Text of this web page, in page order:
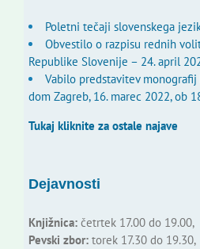
Poletni tečaji slovenskega
Obvestilo o razpisu rednih
Republike Slovenije – 24. april
Vabilo predstavitev monografij
dom Zagreb, 16. marec 2022, ob
Tukaj kliknite za ostale najave
Dejavnosti
Knjižnica:četrtek 17.00 do 19.00,
Pevski zbor:torek 17.30 do 19.30,